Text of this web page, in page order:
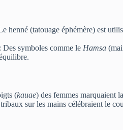
henné (tatouage éphémère) est
: Des symboles comme le Hamsa
(kauae) des femmes marquaient
sur les mains célébraient le